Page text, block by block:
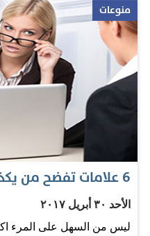
اليوم لتصفح بريدك
60 دقيقة. ويشير الخبراء
التي تطالعها من دون
صندوق الوارد لديك. دوِّن كل
الوثوق كثيراً في قوة
المهمة التي تحتاج إلى
خصص مكاناً لكل شيء
فوضوي؛ إذ أن ذلك يجعلك
أشياء عادةً ما تحتاج إليها.
في أن تفرز كل الأشياء المهمة
مثل الوثائق تمهيداً لوضعها
منوعات
6 علامات تفضح من يكذبون عليك !
الأحد ٣٠ أبريل ٢٠١٧
ليس من السهل على المرء